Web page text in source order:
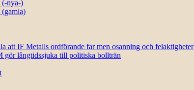
nya-)
att IF Metalls ordförande far men osanning och felaktigheter
gör långtidssjuka till politiska bollträn